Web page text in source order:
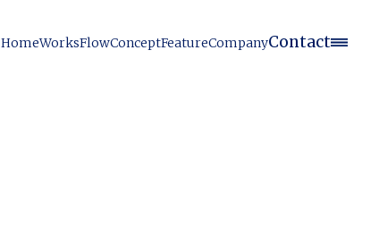
HomeWorksFlowConceptFeatureCompanyContact